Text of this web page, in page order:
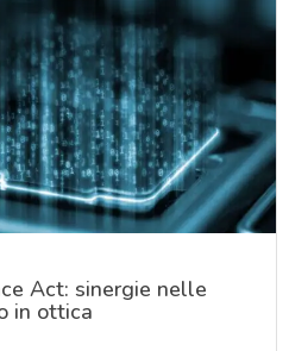
Act: sinergie nelle
in ottica